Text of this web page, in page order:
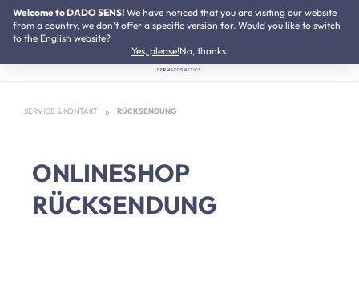
Zum Hauptinhalt springen
Welcome to DADO SENS! We have noticed that you are visiting our website
from a country, we don't offer a specific version for. Would you like to switch
to the English website?
Yes, please!No, thanks.
NEU:Neurodermitis Pflegeset
SERVICE & KONTAKT RÜCKSENDUNG
ONLINESHOP
RÜCKSENDUNG